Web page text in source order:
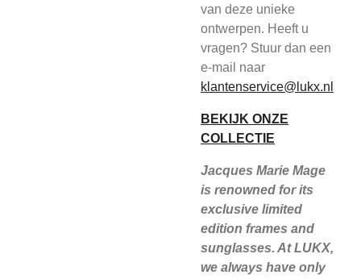
van deze unieke
ontwerpen. Heeft u
vragen? Stuur dan een
e-mail naar
klantenservice@lukx.nl
BEKIJK ONZE
COLLECTIE
Jacques Marie Mage
is renowned for its
exclusive limited
edition frames and
sunglasses. At LUKX,
we always have only